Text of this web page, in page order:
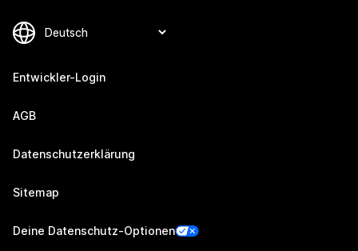
Entwickler-Login
AGB
Datenschutzerklärung
Sitemap
Deine Datenschutz-Optionen